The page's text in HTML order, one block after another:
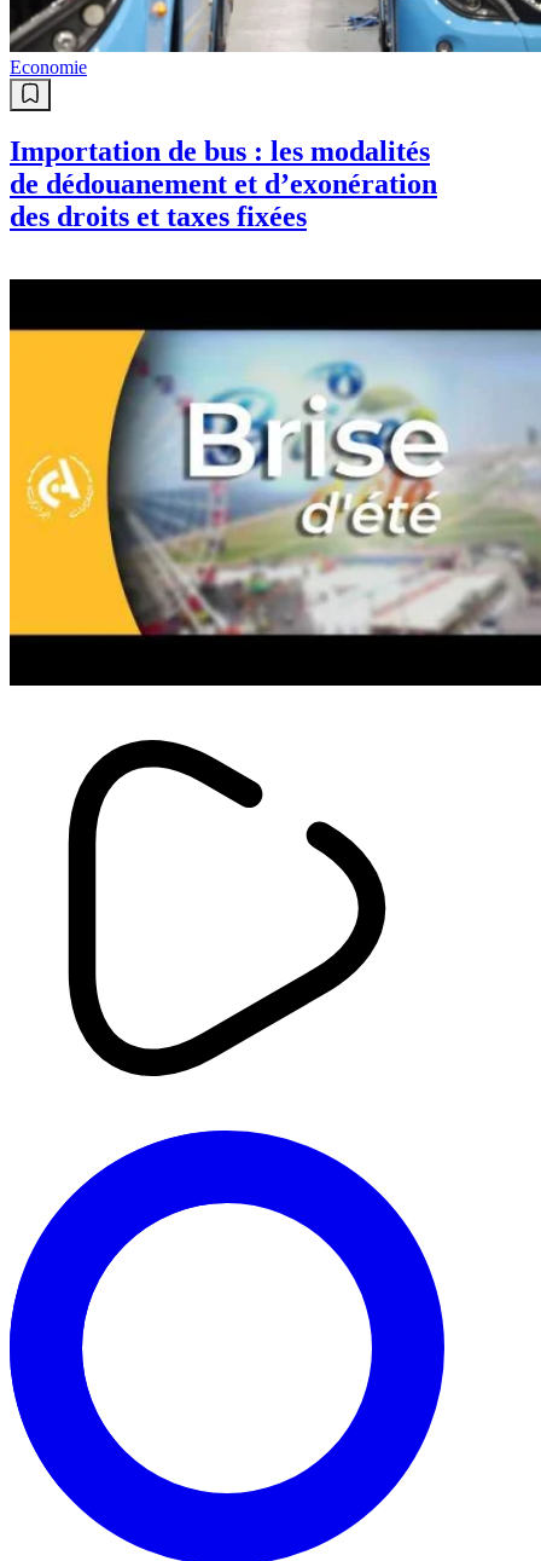
Economie
Importation de bus : les modalités
de dédouanement et d’exonération
des droits et taxes fixées